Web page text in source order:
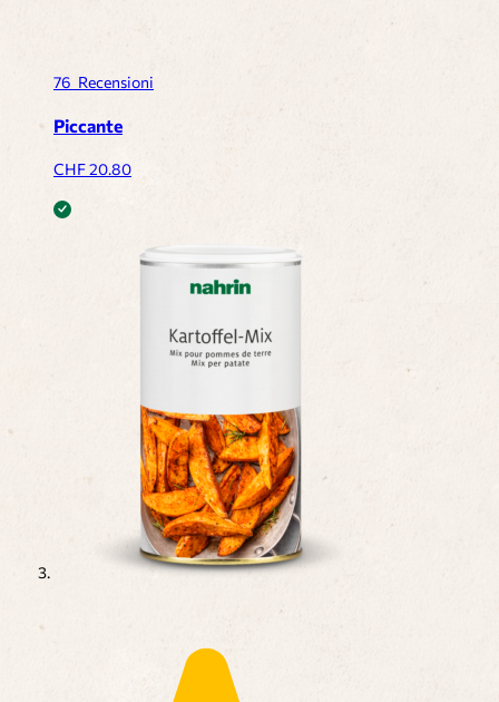
76 Recensioni
Piccante
CHF20.80